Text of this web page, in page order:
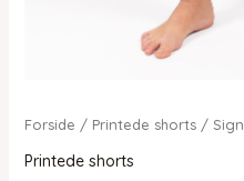
Forside / Printede shorts/
Printede shorts